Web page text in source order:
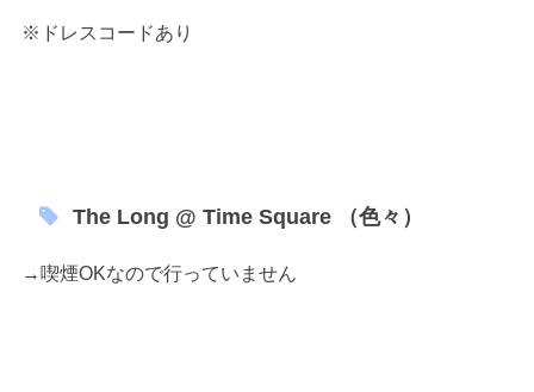
※ドレスコードあり
The Long @ Time Square （色々）
→喫煙OKなので行っていません